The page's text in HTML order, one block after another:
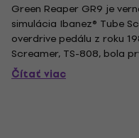
Green Reaper GR9 je
simulácia Ibanez® Tube
overdrive pedálu z roku
Screamer, TS-808, bola
a ručne zapojená
produkčnými partnermi
Čítať viac